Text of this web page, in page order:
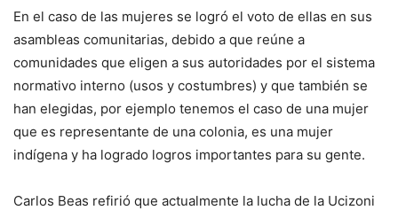
En el caso de las mujeres se logró el voto de ellas en sus
asambleas comunitarias, debido a que reúne a
comunidades que eligen a sus autoridades por el sistema
normativo interno (usos y costumbres) y que también se
han elegidas, por ejemplo tenemos el caso de una mujer
que es representante de una colonia, es una mujer
indígena y ha logrado logros importantes para su gente.
Carlos Beas refirió que actualmente la lucha de la Ucizoni